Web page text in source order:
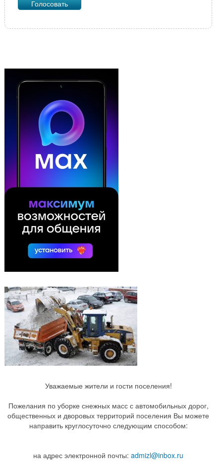
Уважаемые жители и гости поселения!
Пожелания по уборке снежных масс с автомобильных дорог,
общественных и дворовых территорий поселения Вы можете
направить круглосуточно следующим способом:
на адрес электронной почты: admizl@inbox.ru